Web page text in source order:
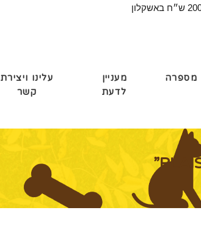
מספרה
מעניין
לדעת
עלינו ויצירת
קשר